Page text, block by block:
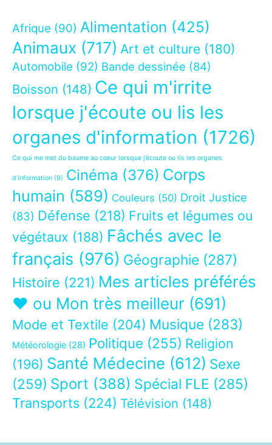
Afrique (90) Alimentation (425)
Animaux (717) Art et culture (180)
Automobile (92) Bande dessinée (84)
Boisson (148) Ce qui m'irrite
lorsque j'écoute ou lis les
organes d'information (1726)
Ce qui me met du baume au coeur lorsque j’écoute ou lis les organes
d’information (9) Cinéma (376) Corps
humain (589) Couleurs (50) Droit Justice
(83) Défense (218) Fruits et légumes ou
végétaux (188) Fâchés avec le
français (976) Géographie (287)
Histoire (221) Mes articles préférés
❤ ou Mon très meilleur (691)
Mode et Textile (204) Musique (283)
Météorologie (28) Politique (255) Religion
(196) Santé Médecine (612) Sexe
(259) Sport (388) Spécial FLE (285)
Transports (224) Télévision (148)